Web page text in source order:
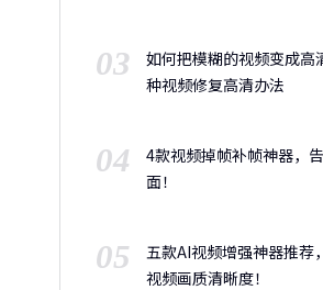
03
如何把模糊的视频变成高
种视频修复高清办法
04
4款视频掉帧补帧神器，
面！
05
五款AI视频增强神器推荐
视频画质清晰度！